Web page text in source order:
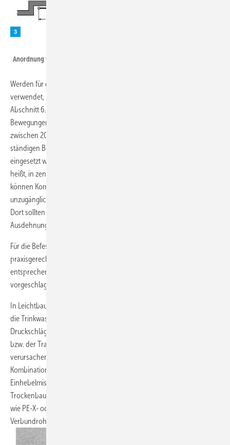
Anordnung von Biegeschenkeln (BS) in einem Schacht.
Werden für die Aufnahme der Längenänderung Axialkompensatoren
verwendet, so müssen diese den Anforderungen nach DIN EN 806-2,
Abschnitt 6.2 genügen. Sie eignen sich für die Aufnahme axialer
Bewegungen in Rohrinstallationen bei Betriebstemperaturen
zwischen 20°C und 120°C (
ständigen Bewegungen hoch belastet werden, sollten sie nur dort
eingesetzt werden, wo sie regelmäßig kontrolliert werden können. Das
heißt, in zentralen und begehbaren Rohrkanälen bzw. Schächten
können Kompensatoren eingesetzt werden, nicht aber in
unzugänglichen Vorwandinstallationen oder abgehängten Decken.
Dort sollten zur Aufnahme der Längenänderung unter Wärmeeinfluss
Ausdehnungsbögen verwendet werden (
Für die Befestigung von Steigleitungen wurden im Kommentar
praxisgerechte Empfehlungen einheitlich für alle Rohrwerkstoffe
entsprechend der Anzahl der Geschosse in Wohngebäuden
vorgeschlagen (
In Leichtbau-Vorwandinstallationen oder Leichtbauwänden müssen
die Trinkwasserleitungen so verlegt und befestigt werden, dass bei
Druckschlägen die Leitungen nicht an die Stege des Ständerwerks
bzw. der Tragekonstruktion anschlagen und somit Geräusche
verursachen. Dieses „Leitungsschlagen“ kann insbesondere durch die
Kombination von schnellschließenden Entnahmearmaturen wie
Einhebelmischer und biegeweichen Kunststoffrohren in
Trockenbaukonstruktionen entstehen. Biegeweiche Rohrwerkstoffe
wie PE-X- oder PB-Rohre benötigen im Vergleich zu Metall oder
Verbundrohren wesentlich mehr Befestigungspunkte (